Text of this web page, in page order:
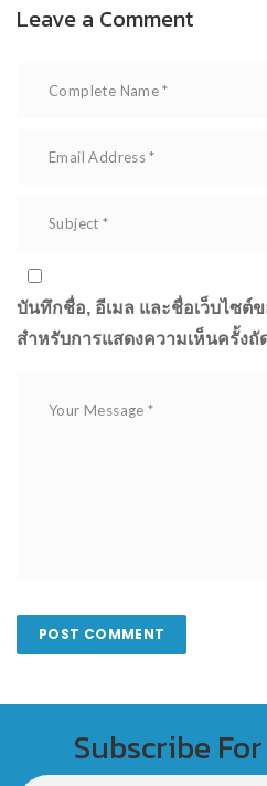
Leave a Comment
บันทึกชื่อ, อีเมล และชื่อเว็บไซต์
สำหรับการแสดงความเห็นครั้งถั
Subscribe